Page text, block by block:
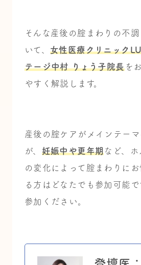
そんな 産後の腟まわりの不調
いて、 女性医療クリニック
テージ中村 りょう子院長を
やすく解説します。
産後の腟ケアがメインテー
が、 妊娠中や更年期など、ホ
の変化によって 腟まわりに
る方はどなたでも参加可能で
参加ください。